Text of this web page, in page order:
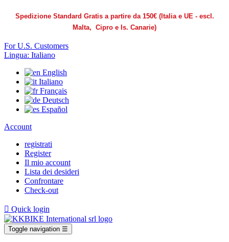
Spedizione Standard Gratis a partire da 150€ (Italia e UE - escl.
Malta, Cipro e Is. Canarie)
For U.S. Customers
Lingua: Italiano
English
Italiano
Français
Deutsch
Español
Account
registrati
Register
Il mio account
Lista dei desideri
Confrontare
Check-out
 Quick login
Toggle navigation ☰